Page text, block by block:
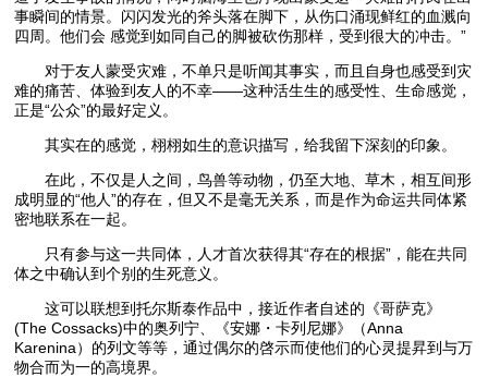
事瞬间的情景。闪闪发光的斧头落在脚下，从伤口涌现鲜红的血溅向
四周。他们会 感觉到如同自己的脚被砍伤那样，受到很大的冲击。”
对于友人蒙受灾难，不单只是听闻其事实，而且自身也感受到灾
难的痛苦、体验到友人的不幸——这种活生生的感受性、生命感觉，
正是“公众”的最好定义。
其实在的感觉，栩栩如生的意识描写，给我留下深刻的印象。
在此，不仅是人之间，鸟兽等动物，仍至大地、草木，相互间形
成明显的“他人”的存在，但又不是毫无关系，而是作为命运共同体紧
密地联系在一起。
只有参与这一共同体，人才首次获得其“存在的根据”，能在共同
体之中确认到个别的生死意义。
这可以联想到托尔斯泰作品中，接近作者自述的《哥萨克》
(The Cossacks)中的奥列宁、《安娜・卡列尼娜》（Anna
Karenina）的列文等等，通过偶尔的啓示而使他们的心灵提昇到与万
物合而为一的高境界。